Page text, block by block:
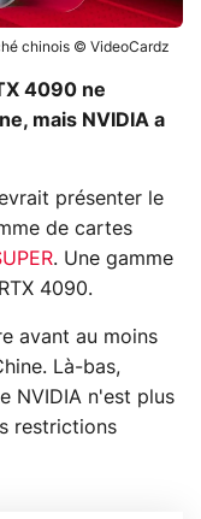
chinois © VideoCardz
4090 ne
mais NVIDIA a
présenter le
de cartes
. Une gamme
4090.
avant au moins
Là-bas,
NVIDIA n'est plus
restrictions